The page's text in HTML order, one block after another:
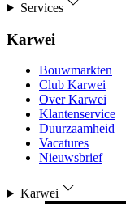
Services
Karwei
Bouwmarkten
Club Karwei
Over Karwei
Klantenservice
Duurzaamheid
Vacatures
Nieuwsbrief
Karwei